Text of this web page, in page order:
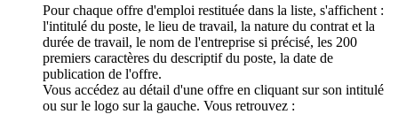
Pour chaque offre d'emploi restituée dans la liste, s'affichent :
l'intitulé du poste, le lieu de travail, la nature du contrat et la
durée de travail, le nom de l'entreprise si précisé, les 200
premiers caractères du descriptif du poste, la date de
publication de l'offre.
Vous accédez au détail d'une offre en cliquant sur son intitulé
ou sur le logo sur la gauche. Vous retrouvez :